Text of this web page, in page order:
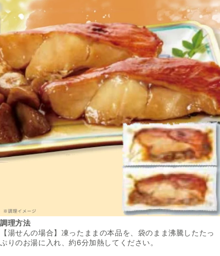
調理方法
【湯せんの場合】凍ったままの本品を、袋のまま沸騰したたっ
ぷりのお湯に入れ、約6分加熱してください。